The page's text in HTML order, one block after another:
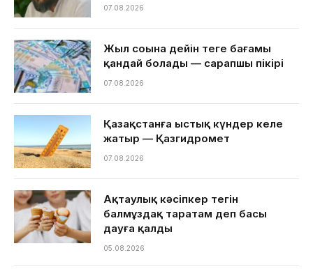
07.08.2026
Жыл соңына дейін теңге бағамы
қандай болады — сарапшы пікірі
07.08.2026
Қазақстанға ыстық күндер келе
жатыр — Қазгидромет
07.08.2026
Ақтаулық кәсіпкер тегін
балмұздақ таратам деп басы
дауға қалды
05.08.2026